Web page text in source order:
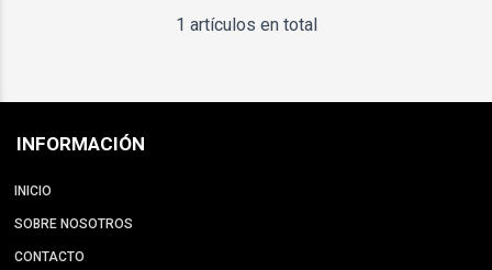
1 artículos en total
INFORMACIÓN
INICIO
SOBRE NOSOTROS
CONTACTO